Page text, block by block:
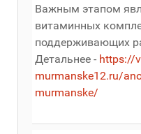
Важным этапом
витаминных
поддерживающих
Детальнее - https://
murmanske12.ru/
murmanske/